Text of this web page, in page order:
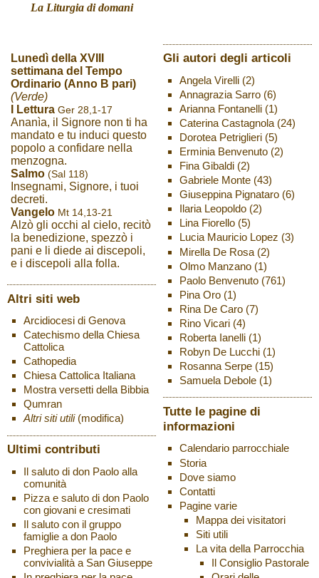
La Liturgia di domani
Lunedì della XVIII
settimana del Tempo
Ordinario (Anno B pari)
(Verde)
I Lettura Ger 28,1-17
Ananìa, il Signore non ti ha
mandato e tu induci questo
popolo a confidare nella
menzogna.
Salmo (Sal 118)
Insegnami, Signore, i tuoi
decreti.
Vangelo Mt 14,13-21
Alzò gli occhi al cielo, recitò
la benedizione, spezzò i
pani e li diede ai discepoli,
e i discepoli alla folla.
Altri siti web
Arcidiocesi di Genova
Catechismo della Chiesa
Cattolica
Cathopedia
Chiesa Cattolica Italiana
Mostra versetti della Bibbia
Qumran
Altri siti utili (modifica)
Ultimi contributi
Il saluto di don Paolo alla
comunità
Pizza e saluto di don Paolo
con giovani e cresimati
Il saluto con il gruppo
famiglie a don Paolo
Preghiera per la pace e
convivialità a San Giuseppe
Gli autori degli articoli
Angela Virelli(2)
Annagrazia Sarro(6)
Arianna Fontanelli(1)
Caterina Castagnola(24)
Dorotea Petriglieri(5)
Erminia Benvenuto(2)
Fina Gibaldi(2)
Gabriele Monte(43)
Giuseppina Pignataro(6)
Ilaria Leopoldo(2)
Lina Fiorello(5)
Lucia Mauricio Lopez (3)
Mirella De Rosa(2)
Olmo Manzano(1)
Paolo Benvenuto(761)
Pina Oro(1)
Rina De Caro(7)
Rino Vicari(4)
Roberta Ianelli(1)
Robyn De Lucchi(1)
Rosanna Serpe(15)
Samuela Debole(1)
Tutte le pagine di
informazioni
Calendario parrocchiale
Storia
Dove siamo
Contatti
Pagine varie
Mappa dei visitatori
Siti utili
La vita della Parrocchia
Il Consiglio Pastorale